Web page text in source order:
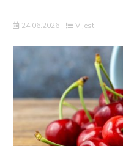
24.06.2026 Vijesti